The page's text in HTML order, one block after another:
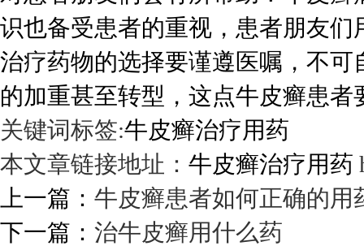
识也备受患者的重视，患者朋友
治疗药物的选择要谨遵医嘱，不
的加重甚至转型，这点牛皮癣患者
关键词标签:牛皮癣治疗用药
本文章链接地址： 牛皮癣治疗用药
上一篇： 牛皮癣患者如何正确的用
下一篇： 治牛皮癣用什么药